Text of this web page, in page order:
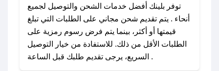
معنا عبر تويتر أو البريد الإلكتروني لإضافته بسرعة.
### كيفية استخدام كود خصم بلينك؟
1. انسخ كود الخصم من تطبيق صحصح.
2. الصقه في خانة الدفع عند التسوق من بلينك.
توفر بلينك أفضل خدمات الشحن والتوصيل لجميع
أنحاء . يتم تقديم شحن مجاني على الطلبات التي تبلغ
قيمتها أو أكثر، بينما يتم فرض رسوم رمزية على
الطلبات الأقل من ذلك. للاستفادة من خيار التوصيل
السريع، يرجى تقديم طلبك قبل الساعة .